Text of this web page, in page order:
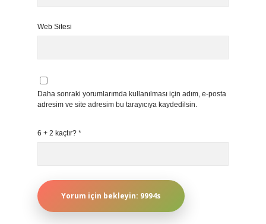
Web Sitesi
Daha sonraki yorumlarımda kullanılması için adım, e-posta
adresim ve site adresim bu tarayıcıya kaydedilsin.
6 + 2 kaçtır? *